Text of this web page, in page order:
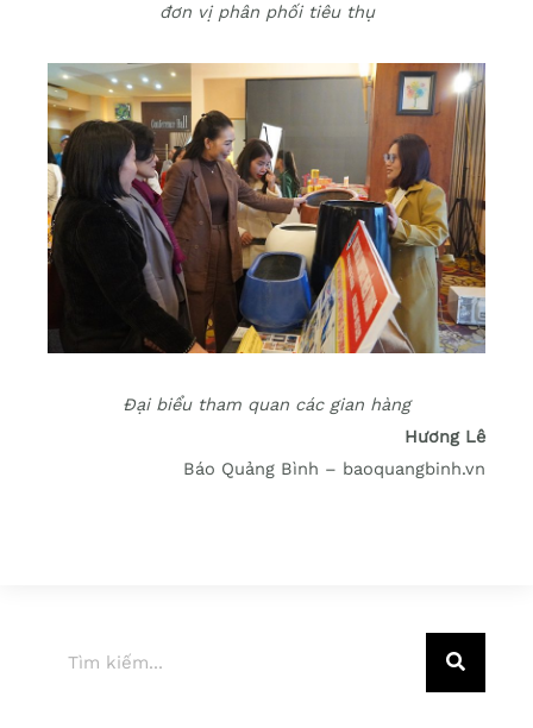
đơn vị phân phối tiêu thụ
Đại biểu tham quan các gian hàng
Hương Lê
Báo Quảng Bình – baoquangbinh.vn